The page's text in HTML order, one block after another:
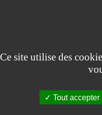
Ce site utilise des
Tout accepter